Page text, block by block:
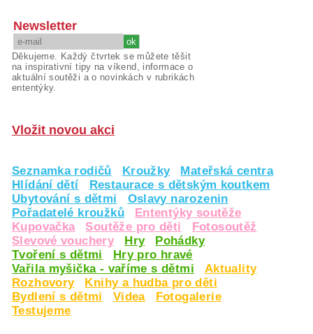
Newsletter
Děkujeme. Každý čtvrtek se můžete těšit
na inspirativní tipy na víkend, informace o
aktuální soutěži a o novinkách v rubrikách
ententýky.
Vložit novou akci
Seznamka rodičů Kroužky
Mateřská centra
Hlídání dětí
Restaurace s dětským koutkem
Ubytování s dětmi
Oslavy narozenin
Pořadatelé kroužků
Ententýky soutěže
Kupovačka
Soutěže pro děti
Fotosoutěž
Slevové vouchery
Hry
Pohádky
Tvoření s dětmi
Hry pro hravé
Vařila myšička - vaříme s dětmi
Aktuality
Rozhovory
Knihy a hudba pro děti
Bydlení s dětmi
Videa
Fotogalerie
Testujeme